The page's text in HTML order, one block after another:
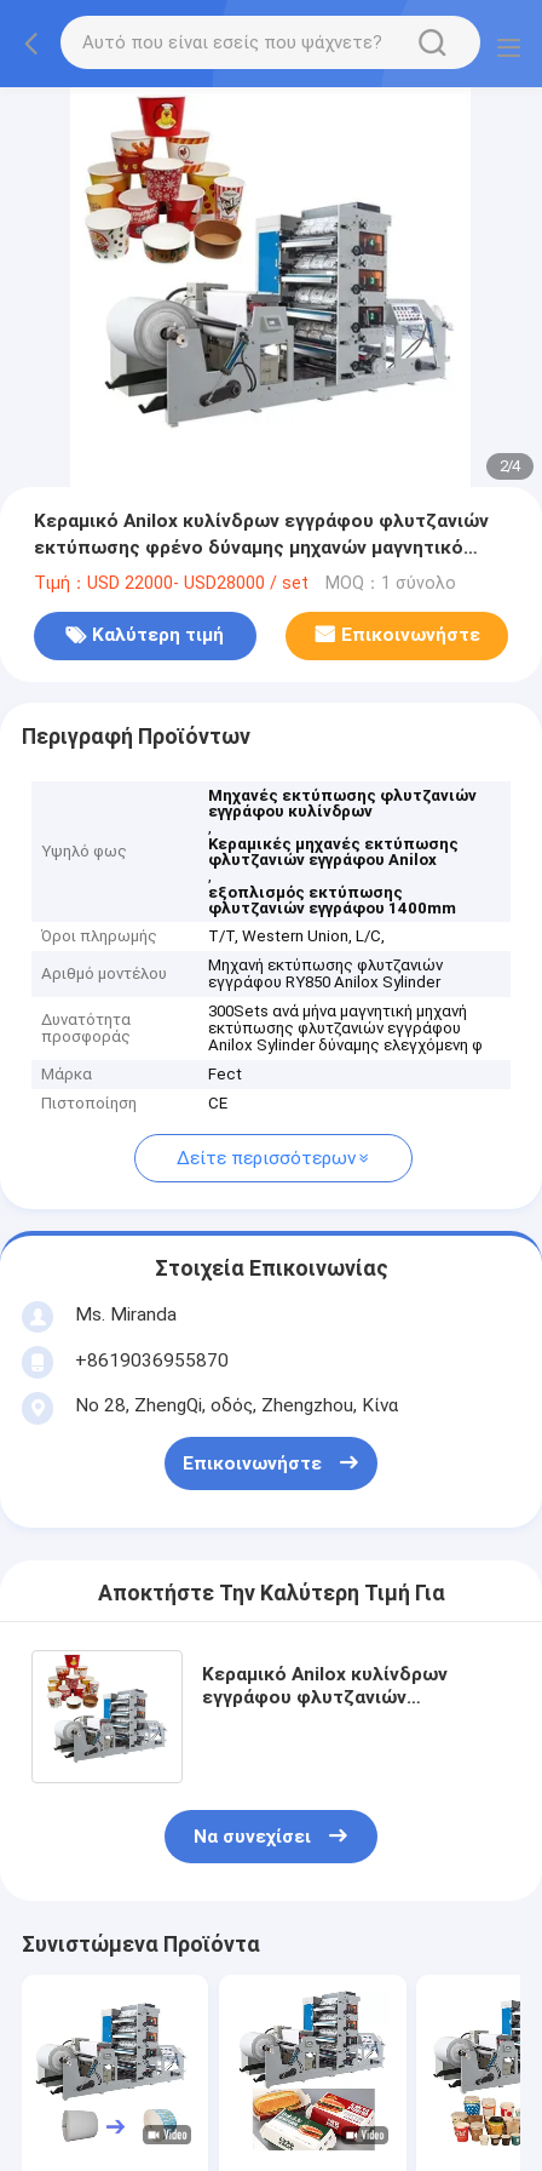
2/4
Κεραμικό Anilox κυλίνδρων εγγράφου φλυτζανιών
εκτύπωσης φρένο δύναμης μηχανών μαγνητικό
ελεγχόμενο
Τιμή：USD 22000- USD28000 / set MOQ：1 σύνολο
Καλύτερη τιμή Επικοινωνήστε
Περιγραφή Προϊόντων
Υψηλό φως
Μηχανές εκτύπωσης φλυτζανιών
εγγράφου κυλίνδρων
,
Κεραμικές μηχανές εκτύπωσης
φλυτζανιών εγγράφου Anilox
,
εξοπλισμός εκτύπωσης
φλυτζανιών εγγράφου 1400mm
Όροι πληρωμής
T/T, Western Union, L/C,
Αριθμό μοντέλου
Μηχανή εκτύπωσης φλυτζανιών
εγγράφου RY850 Anilox Sylinder
Δυνατότητα
προσφοράς
300Sets ανά μήνα μαγνητική μηχανή
εκτύπωσης φλυτζανιών εγγράφου
Anilox Sylinder δύναμης ελεγχόμενη φ
Μάρκα
Fect
Πιστοποίηση
CE
Δείτε περισσότερων
Στοιχεία Επικοινωνίας
Ms. Miranda
+8619036955870
Νο 28, ZhengQi, οδός, Zhengzhou, Κίνα
Επικοινωνήστε
Αποκτήστε Την Καλύτερη Τιμή Για
Κεραμικό Anilox κυλίνδρων
εγγράφου φλυτζανιών
Να συνεχίσει
Συνιστώμενα Προϊόντα